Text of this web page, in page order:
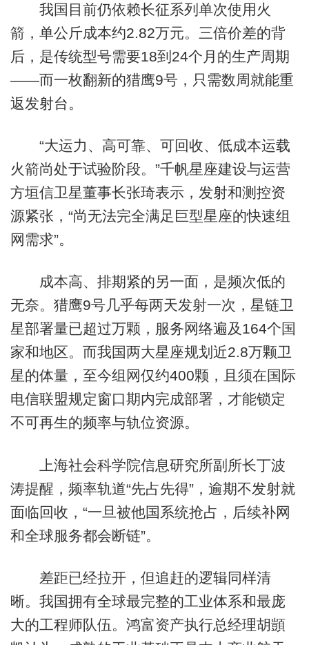
我国目前仍依赖长征系列单次使用火
箭，单公斤成本约2.82万元。三倍价差的背
后，是传统型号需要18到24个月的生产周期
——而一枚翻新的猎鹰9号，只需数周就能重
返发射台。
“大运力、高可靠、可回收、低成本运载
火箭尚处于试验阶段。”千帆星座建设与运营
方垣信卫星董事长张琦表示，发射和测控资
源紧张，“尚无法完全满足巨型星座的快速组
网需求”。
成本高、排期紧的另一面，是频次低的
无奈。猎鹰9号几乎每两天发射一次，星链卫
星部署量已超过万颗，服务网络遍及164个国
家和地区。而我国两大星座规划近2.8万颗卫
星的体量，至今组网仅约400颗，且须在国际
电信联盟规定窗口期内完成部署，才能锁定
不可再生的频率与轨位资源。
上海社会科学院信息研究所副所长丁波
涛提醒，频率轨道“先占先得”，逾期不发射就
面临回收，“一旦被他国系统抢占，后续补网
和全球服务都会断链”。
差距已经拉开，但追赶的逻辑同样清
晰。我国拥有全球最完整的工业体系和最庞
大的工程师队伍。鸿富资产执行总经理胡顗